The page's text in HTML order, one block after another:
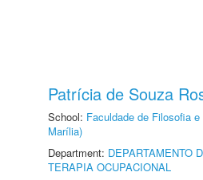
Patrícia de Souza
School: Faculdade de Filosofia
Marília)
Department: DEPARTAMENTO
TERAPIA OCUPACIONAL